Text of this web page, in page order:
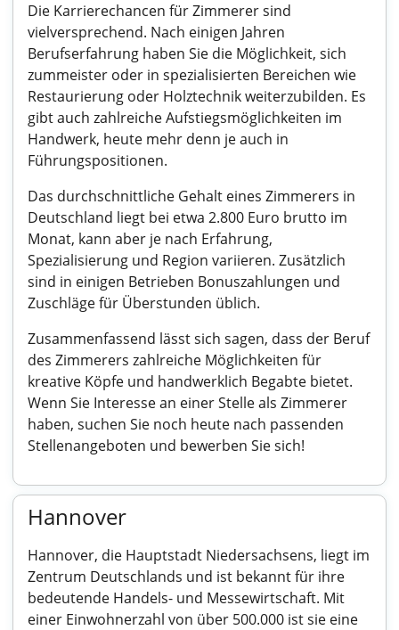
Die Karrierechancen für Zimmerer sind
vielversprechend. Nach einigen Jahren
Berufserfahrung haben Sie die Möglichkeit, sich
zummeister oder in spezialisierten Bereichen wie
Restaurierung oder Holztechnik weiterzubilden. Es
gibt auch zahlreiche Aufstiegsmöglichkeiten im
Handwerk, heute mehr denn je auch in
Führungspositionen.
Das durchschnittliche Gehalt eines Zimmerers in
Deutschland liegt bei etwa 2.800 Euro brutto im
Monat, kann aber je nach Erfahrung,
Spezialisierung und Region variieren. Zusätzlich
sind in einigen Betrieben Bonuszahlungen und
Zuschläge für Überstunden üblich.
Zusammenfassend lässt sich sagen, dass der Beruf
des Zimmerers zahlreiche Möglichkeiten für
kreative Köpfe und handwerklich Begabte bietet.
Wenn Sie Interesse an einer Stelle als Zimmerer
haben, suchen Sie noch heute nach passenden
Stellenangeboten und bewerben Sie sich!
Hannover
Hannover, die Hauptstadt Niedersachsens, liegt im
Zentrum Deutschlands und ist bekannt für ihre
bedeutende Handels- und Messewirtschaft. Mit
einer Einwohnerzahl von über 500.000 ist sie eine